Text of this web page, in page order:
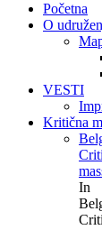
Početna
O
VESTI
Kritična
In